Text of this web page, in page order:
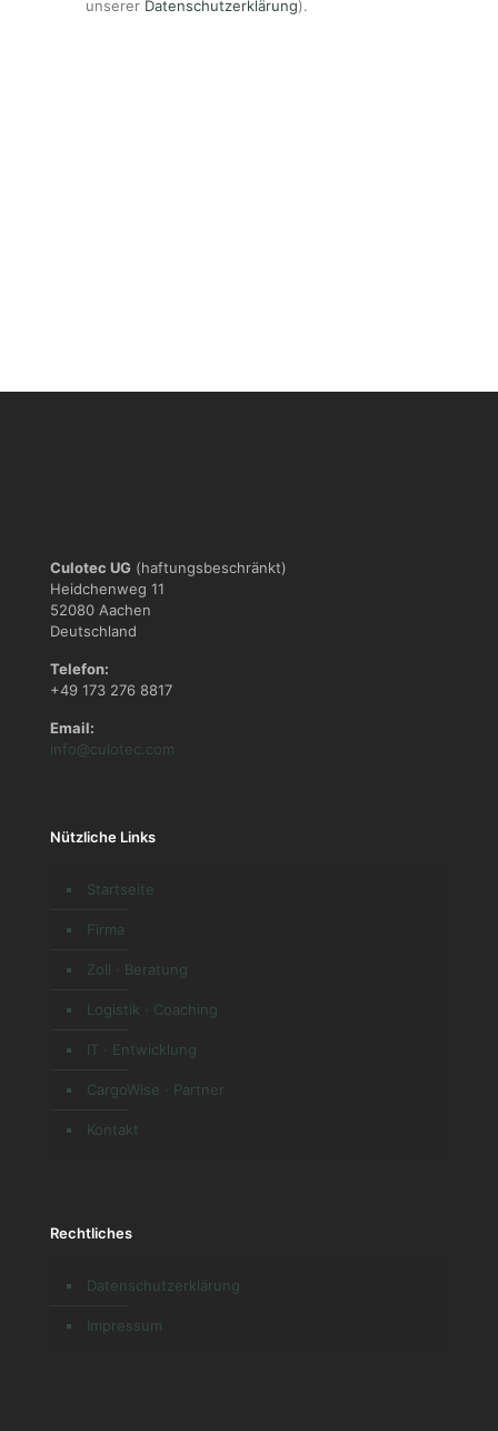
unserer Datenschutzerklärung).
Culotec UG (haftungsbeschränkt)
Heidchenweg 11
52080 Aachen
Deutschland
Telefon:
+49 173 276 8817
Email:
info@culotec.com
Nützliche Links
Startseite
Firma
Zoll · Beratung
Logistik · Coaching
IT · Entwicklung
CargoWise · Partner
Kontakt
Rechtliches
Datenschutzerklärung
Impressum